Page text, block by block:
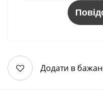
Додати в